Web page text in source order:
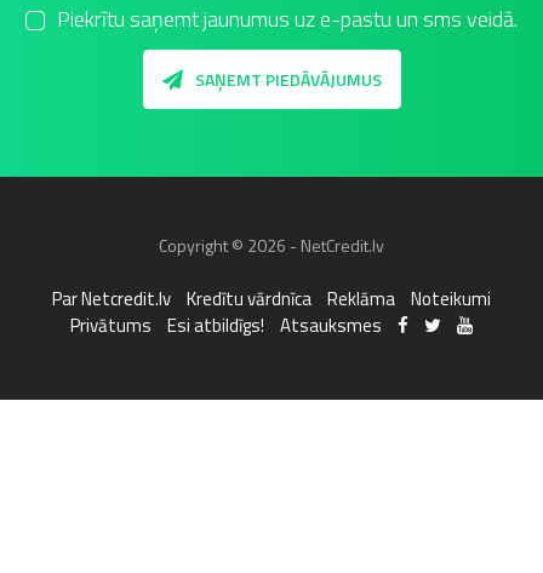
Piekrītu saņemt jaunumus uz e-pastu un sms veidā.
SAŅEMT PIEDĀVĀJUMUS
Copyright © 2026 - NetCredit.lv
Par Netcredit.lv Kredītu vārdnīca Reklāma Noteikumi
Privātums
Esi atbildīgs! Atsauksmes